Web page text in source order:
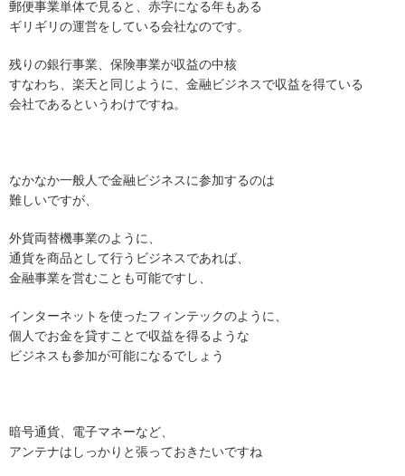
郵便事業単体で見ると、赤字になる年もある
ギリギリの運営をしている会社なのです。
残りの銀行事業、保険事業が収益の中核
すなわち、楽天と同じように、金融ビジネスで収益を得ている
会社であるというわけですね。
なかなか一般人で金融ビジネスに参加するのは
難しいですが、
外貨両替機事業のように、
通貨を商品として行うビジネスであれば、
金融事業を営むことも可能ですし、
インターネットを使ったフィンテックのように、
個人でお金を貸すことで収益を得るような
ビジネスも参加が可能になるでしょう
暗号通貨、電子マネーなど、
アンテナはしっかりと張っておきたいですね